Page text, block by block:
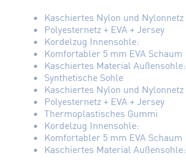
Kaschiertes Nylon und Nylonnetz
Polyesternetz + EVA + Jersey
Kordelzug Innensohle:
Komfortabler 5 mm EVA Schaum
Kaschiertes Material Außensohle:
Synthetische Sohle
Kaschiertes Nylon und Nylonnetz
Polyesternetz + EVA + Jersey
Thermoplastisches Gummi
Kordelzug Innensohle:
Komfortabler 5 mm EVA Schaum
Kaschiertes Material Außensohle: